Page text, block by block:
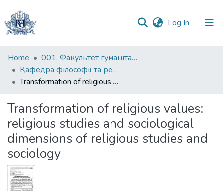
Log In (current)
Communities
&
Collections
Statistics
Home
001. Факультет гуманітарних наук
Кафедра філософії та релігієзнавства
Transformation of religious values: religious studies and sociological dimensions of religious studies and sociology
Transformation of religious values:
religious studies and sociological
dimensions of religious studies and
sociology